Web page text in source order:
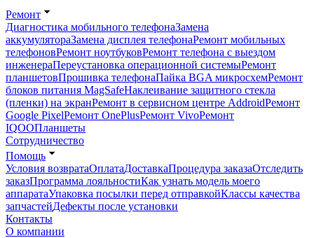
Ремонт
Диагностика мобильного телефонаЗамена
аккумулятораЗамена дисплея телефонаРемонт мобильных
телефоновРемонт ноутбуковРемонт телефона с выездом
инженераПереустановка операционной системыРемонт
планшетовПрошивка телефонаПайка BGA микросхемРемонт
блоков питания MagSafeНаклеивание защитного стекла
(пленки) на экранРемонт в сервисном центре AddroidРемонт
Google PixelРемонт OnePlusРемонт VivoРемонт
IQOOПланшеты
Сотрудничество
Помощь
Условия возвратаОплатаДоставкаПроцедура заказаОтследить
заказПрограмма лояльностиКак узнать модель моего
аппаратаУпаковка посылки перед отправкойКлассы качества
запчастейДефекты после установки
Контакты
О компании